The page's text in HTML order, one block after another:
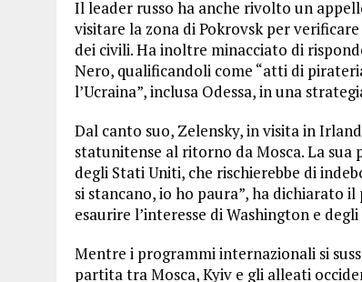
Il leader russo ha anche rivolto un
visitare la zona di Pokrovsk per
dei civili. Ha inoltre minacciato di
Nero, qualificandoli come “atti di
l’Ucraina”, inclusa Odessa, in una
Dal canto suo, Zelensky, in visita in
statunitense al ritorno da Mosca. La
degli Stati Uniti, che rischierebbe di
si stancano, io ho paura”, ha dichiarato
esaurire l’interesse di Washington e
Mentre i programmi internazionali si
partita tra Mosca, Kyiv e gli alleati